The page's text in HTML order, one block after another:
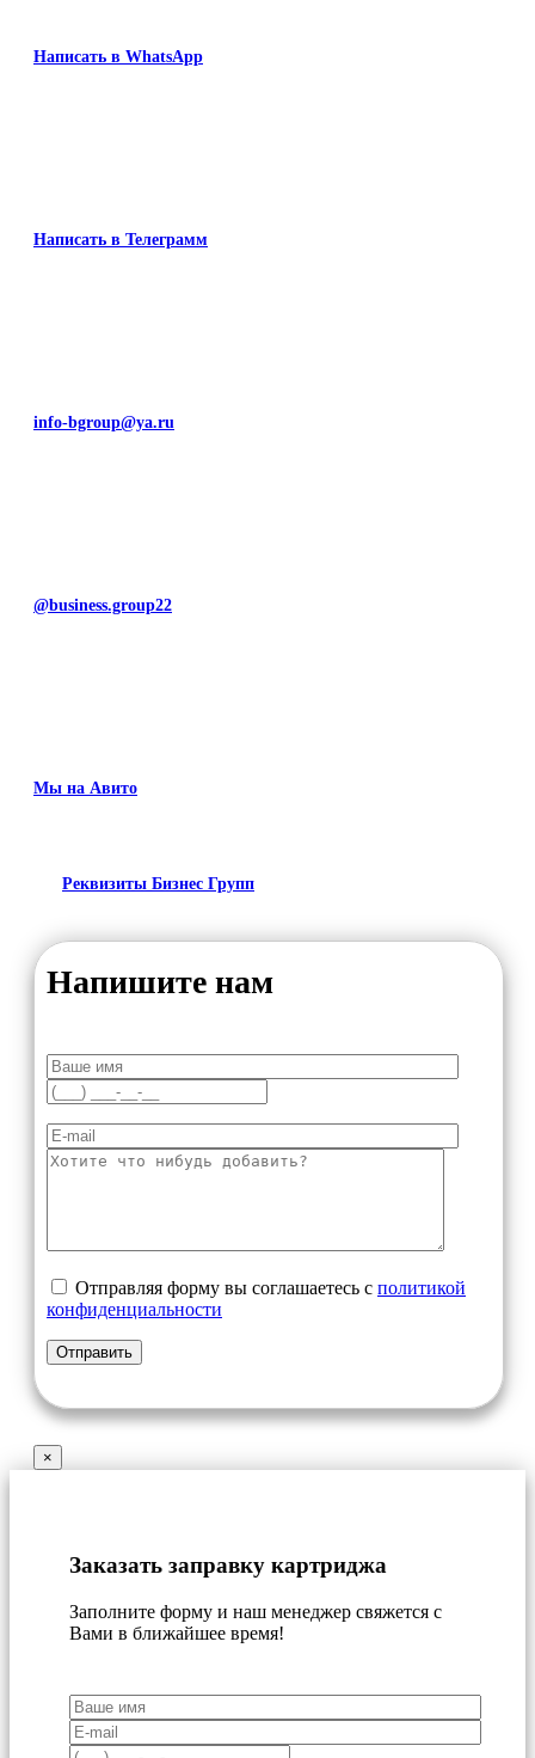
Написать в WhatsApp
Написать в Телеграмм
info-bgroup@ya.ru
@business.group22
Мы на Авито
Реквизиты Бизнес Групп
Напишите нам
Отправляя форму вы соглашаетесь с политикой
конфиденциальности
×
Заказать заправку картриджа
Заполните форму и наш менеджер свяжется с
Вами в ближайшее время!